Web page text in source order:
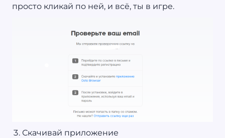
просто кликай по ней, и всё, ты в игре.
Скачивай приложение